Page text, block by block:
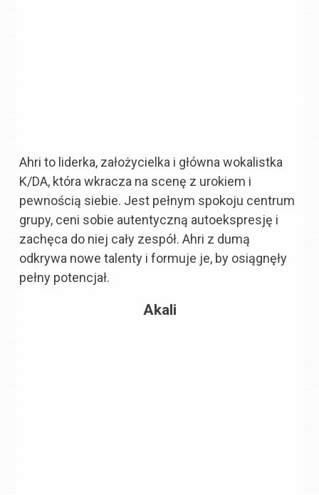
Ahri to liderka, założycielka i główna wokalistka
K/DA, która wkracza na scenę z urokiem i
pewnością siebie. Jest pełnym spokoju centrum
grupy, ceni sobie autentyczną autoekspresję i
zachęca do niej cały zespół. Ahri z dumą
odkrywa nowe talenty i formuje je, by osiągnęły
pełny potencjał.
Akali